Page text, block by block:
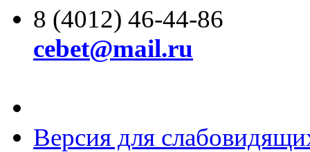
8 (4012) 46-44-86
cebet@mail.ru
Версия для